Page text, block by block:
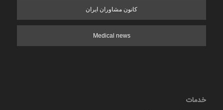
کانون مشاوران ایران
Medical news
خدمات